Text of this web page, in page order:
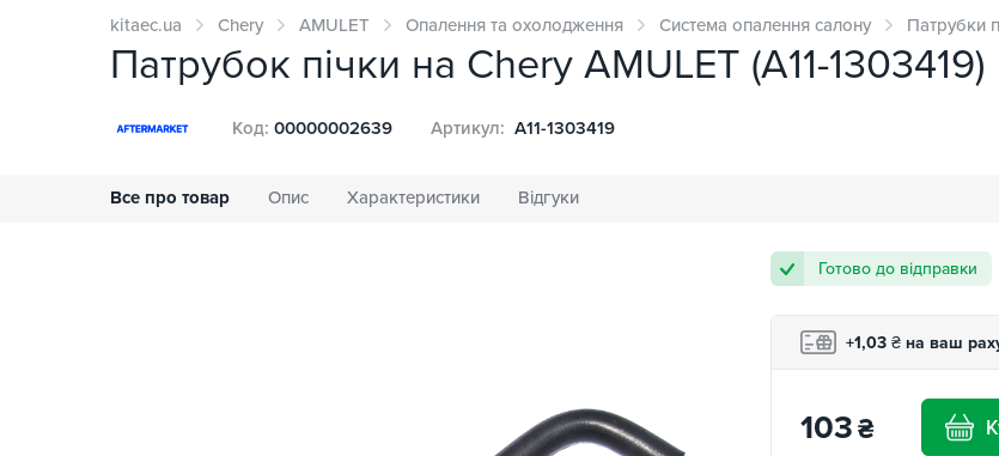
kitaec.ua Chery AMULET Опалення та охолодження Система опалення салону Патрубки
Патрубок пічки на Chery AMULET (A11-1303419)
Все про товар Опис Характеристики Відгуки
Код: 00000002639 Артикул: A11-1303419
Готово до відправки
+1,03 ₴ на ваш
103₴